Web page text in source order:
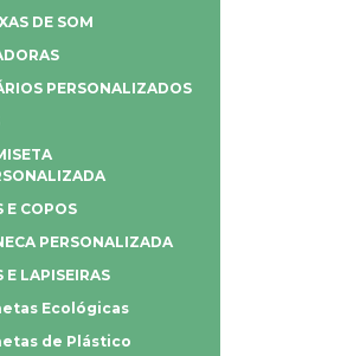
DE SOM
PERSONALIZADOS
E COPOS
PERSONALIZADA
E LAPISEIRAS
Ecológicas
de Plástico